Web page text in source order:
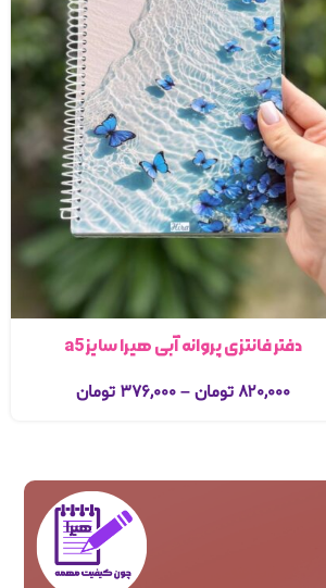
دفتر فانتزی پروانه آبی هیرا سایز a5
۸۲۰,۰۰۰ تومان – ۳۷۶,۰۰۰ تومان